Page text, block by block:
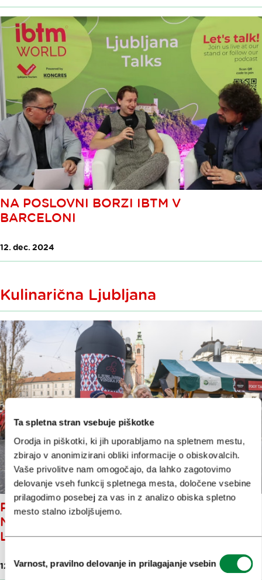
Ta spletna stran vsebuje piškotke
Orodja in piškotki, ki jih uporabljamo na spletnem mestu,
zbirajo v anonimizirani obliki informacije o obiskovalcih.
Vaše privolitve nam omogočajo, da lahko zagotovimo
delovanje vseh funkcij spletnega mesta, določene vsebine
prilagodimo posebej za vas in z analizo obiska spletno
mesto stalno izboljšujemo.
soglasja
Varnost, pravilno delovanje in prilagajanje vsebin
NA POSLOVNI BORZI IBTM V
BARCELONI
12. dec. 2024
Kulinarična Ljubljana
POD ČRTO: OSMI FESTIVAL
NOVEMBER GOURMET
LJUBLJANA
12. dec. 2024